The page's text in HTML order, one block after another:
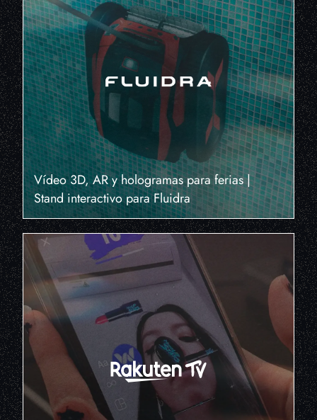
Vídeo 3D, AR y hologramas para ferias |
Stand interactivo para Fluidra